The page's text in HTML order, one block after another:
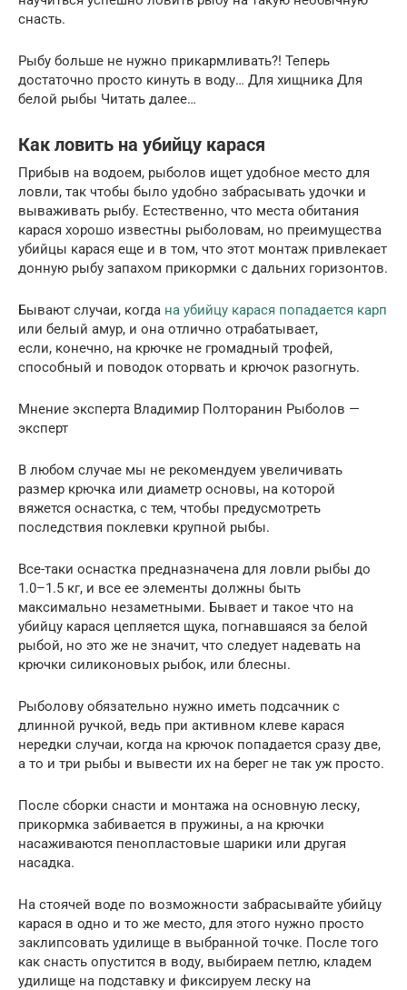
снасть.
Рыбу больше не нужно прикармливать?! Теперь
достаточно просто кинуть в воду… Для хищника Для
белой рыбы Читать далее…
Как ловить на убийцу карася
Прибыв на водоем, рыболов ищет удобное место для
ловли, так чтобы было удобно забрасывать удочки и
вываживать рыбу. Естественно, что места обитания
карася хорошо известны рыболовам, но преимущества
убийцы карася еще и в том, что этот монтаж привлекает
донную рыбу запахом прикормки с дальних горизонтов.
Бывают случаи, когда на убийцу карася попадается карп
или белый амур, и она отлично отрабатывает,
если, конечно, на крючке не громадный трофей,
способный и поводок оторвать и крючок разогнуть.
Мнение эксперта Владимир Полторанин Рыболов —
эксперт
В любом случае мы не рекомендуем увеличивать
размер крючка или диаметр основы, на которой
вяжется оснастка, с тем, чтобы предусмотреть
последствия поклевки крупной рыбы.
Все-таки оснастка предназначена для ловли рыбы до
1.0–1.5 кг, и все ее элементы должны быть
максимально незаметными. Бывает и такое что на
убийцу карася цепляется щука, погнавшаяся за белой
рыбой, но это же не значит, что следует надевать на
крючки силиконовых рыбок, или блесны.
Рыболову обязательно нужно иметь подсачник с
длинной ручкой, ведь при активном клеве карася
нередки случаи, когда на крючок попадается сразу две,
а то и три рыбы и вывести их на берег не так уж просто.
После сборки снасти и монтажа на основную леску,
прикормка забивается в пружины, а на крючки
насаживаются пенопластовые шарики или другая
насадка.
На стоячей воде по возможности забрасывайте убийцу
карася в одно и то же место, для этого нужно просто
заклипсовать удилище в выбранной точке. После того
как снасть опустится в воду, выбираем петлю, кладем
удилище на подставку и фиксируем леску на